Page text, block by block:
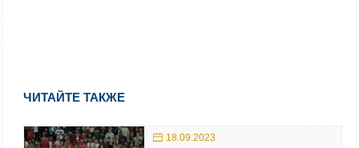
ЧИТАЙТЕ ТАКЖЕ
18.09.2023